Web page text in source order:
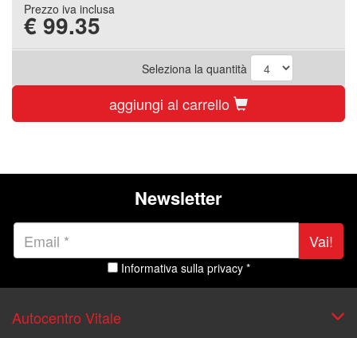
Prezzo iva inclusa
€ 99.35
Seleziona la quantità
aggiungi al carrello
Newsletter
Vai!
Informativa sulla privacy *
Autocentro Vitale